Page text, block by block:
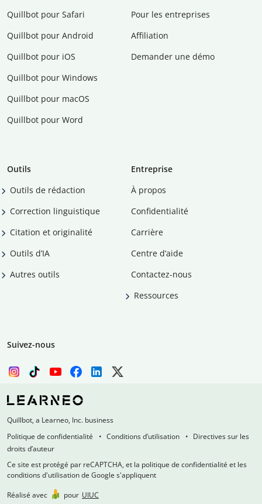
Quillbot pour Safari
Quillbot pour Android
Quillbot pour iOS
Quillbot pour Windows
Quillbot pour macOS
Quillbot pour Word
Pour les entreprises
Affiliation
Demander une démo
Outils
Outils de rédaction
Correction linguistique
Citation et originalité
Outils d’IA
Autres outils
Entreprise
À propos
Confidentialité
Carrière
Centre d’aide
Contactez-nous
Ressources
Suivez-nous
Quillbot, a Learneo, Inc. business
Politique de confidentialité
Conditions d’utilisation
Directives sur les
droits d’auteur
Ce site est protégé par reCAPTCHA, et la politique de confidentialité et les
conditions d'utilisation de Google s'appliquent
Réalisé avec
pour UIUC